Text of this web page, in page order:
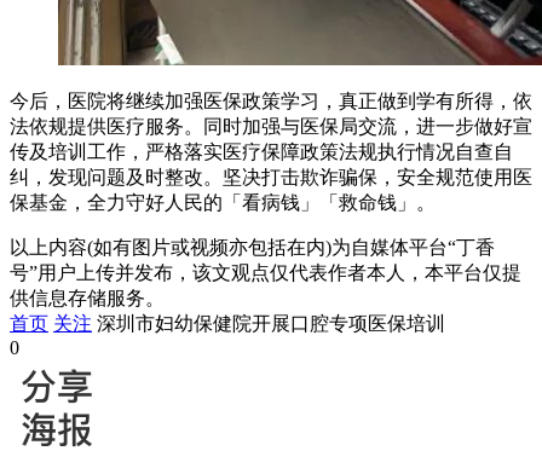
今后，医院将继续加强医保政策学习，真正做到学有所得，依
法依规提供医疗服务。同时加强与医保局交流，进一步做好宣
传及培训工作，严格落实医疗保障政策法规执行情况自查自
纠，发现问题及时整改。坚决打击欺诈骗保，安全规范使用医
保基金，全力守好人民的「看病钱」「救命钱」。
以上内容(如有图片或视频亦包括在内)为自媒体平台“丁香
号”用户上传并发布，该文观点仅代表作者本人，本平台仅提
供信息存储服务。
首页 关注 深圳市妇幼保健院开展口腔专项医保培训
0